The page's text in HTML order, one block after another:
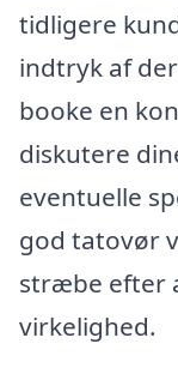
tidligere
indtryk af
booke en
diskutere
eventuelle
god tatovør
stræbe efter
virkelighed.